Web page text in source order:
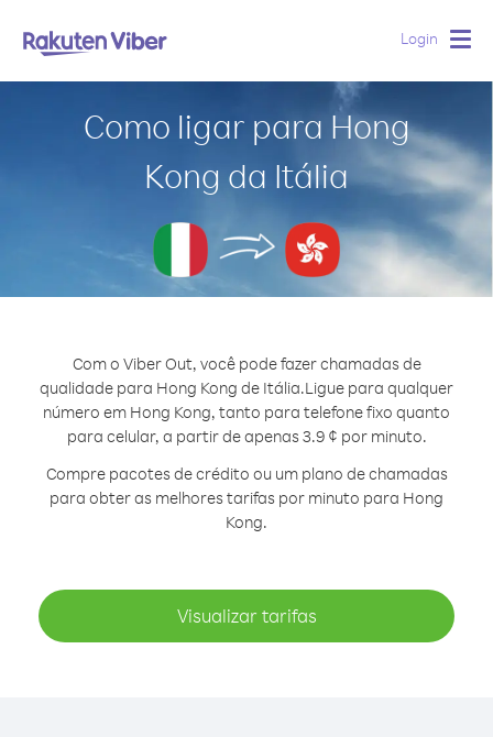
Login
Como ligar para Hong
Kong da Itália
Com o Viber Out, você pode fazer chamadas de
qualidade para Hong Kong de Itália.Ligue para qualquer
número em Hong Kong, tanto para telefone fixo quanto
para celular, a partir de apenas 3.9 ¢ por minuto.
Compre pacotes de crédito ou um plano de chamadas
para obter as melhores tarifas por minuto para Hong
Kong.
Visualizar tarifas